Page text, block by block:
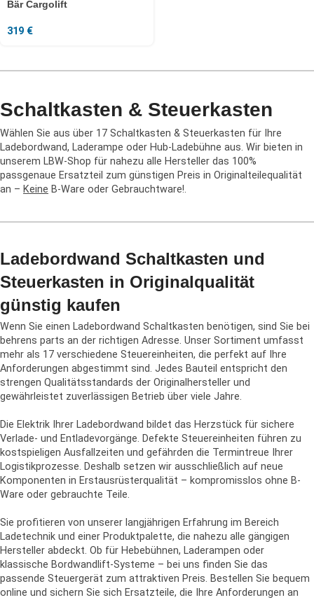
Bär Cargolift
319 €
Schaltkasten & Steuerkasten
Wählen Sie aus über 17 Schaltkasten & Steuerkasten für Ihre
Ladebordwand, Laderampe oder Hub-Ladebühne aus. Wir bieten in
unserem LBW-Shop für nahezu alle Hersteller das 100%
passgenaue Ersatzteil zum günstigen Preis in Originalteilequalität
an – Keine B-Ware oder Gebrauchtware!.
Ladebordwand Schaltkasten und
Steuerkasten in Originalqualität
günstig kaufen
Wenn Sie einen Ladebordwand Schaltkasten benötigen, sind Sie bei
behrens parts an der richtigen Adresse. Unser Sortiment umfasst
mehr als 17 verschiedene Steuereinheiten, die perfekt auf Ihre
Anforderungen abgestimmt sind. Jedes Bauteil entspricht den
strengen Qualitätsstandards der Originalhersteller und
gewährleistet zuverlässigen Betrieb über viele Jahre.
Die Elektrik Ihrer Ladebordwand bildet das Herzstück für sichere
Verlade- und Entladevorgänge. Defekte Steuereinheiten führen zu
kostspieligen Ausfallzeiten und gefährden die Termintreue Ihrer
Logistikprozesse. Deshalb setzen wir ausschließlich auf neue
Komponenten in Erstausrüsterqualität – kompromisslos ohne B-
Ware oder gebrauchte Teile.
Sie profitieren von unserer langjährigen Erfahrung im Bereich
Ladetechnik und einer Produktpalette, die nahezu alle gängigen
Hersteller abdeckt. Ob für Hebebühnen, Laderampen oder
klassische Bordwandlift-Systeme – bei uns finden Sie das
passende Steuergerät zum attraktiven Preis. Bestellen Sie bequem
online und sichern Sie sich Ersatzteile, die Ihre Anforderungen an